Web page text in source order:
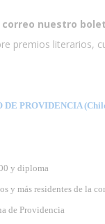
correo nuestro
premios literarios,
DE PROVIDENCIA
y diploma
y más residentes de la
de Providencia